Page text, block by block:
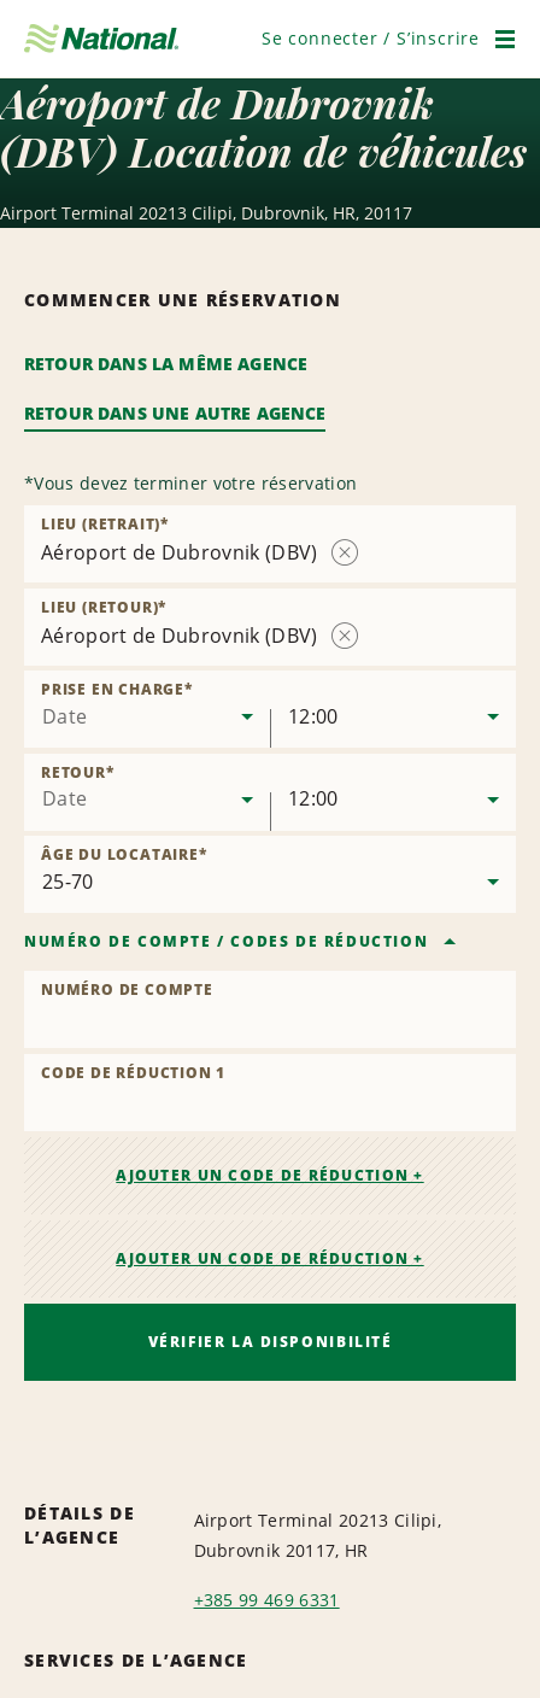
navigation
Se connecter / S’inscrire
Aéroport de Dubrovnik
(DBV) Location de véhicules
Airport Terminal 20213 Cilipi, Dubrovnik, HR, 20117
COMMENCER UNE RÉSERVATION
RETOUR DANS LA MÊME AGENCE
RETOUR DANS UNE AUTRE AGENCE
*Vous devez terminer votre réservation
Aéroport de Dubrovnik (DBV)
LIEU (RETRAIT)*
Aéroport de Dubrovnik (DBV)
LIEU (RETOUR)*
Date
PRISE EN CHARGE*
12:00
Date
RETOUR*
12:00
ÂGE DU LOCATAIRE*
NUMÉRO DE COMPTE /CODES DE RÉDUCTION
NUMÉRO DE COMPTE
CODE DE RÉDUCTION 1
AJOUTER UN CODE DE RÉDUCTION +
AJOUTER UN CODE DE RÉDUCTION +
VÉRIFIER LA DISPONIBILITÉ
DÉTAILS DE
L’AGENCE
Airport Terminal 20213 Cilipi,
Dubrovnik 20117, HR
+385 99 469 6331
SERVICES DE L’AGENCE